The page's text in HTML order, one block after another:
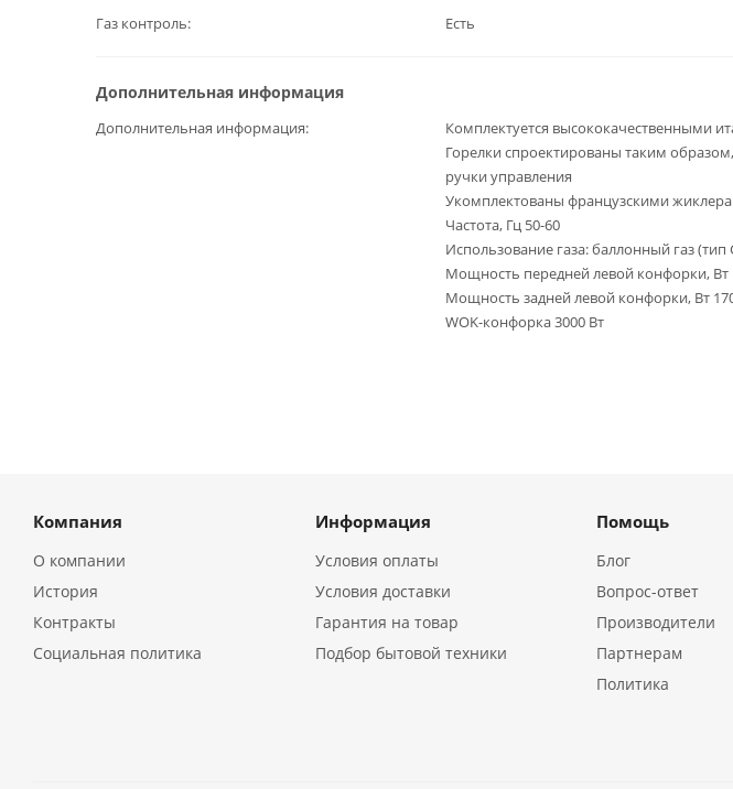
Газ контроль Есть
Дополнительная информация
Дополнительная информация
Комплектуется высококачественными
Горелки спроектированы таким
ручки управления
Укомплектованы французскими
Частота, Гц 50-60
Использование газа: баллонный газ
Мощность передней левой конфорки, Вт
Мощность задней левой конфорки, Вт
WOK-конфорка 3000 Вт
Компания
О компании
История
Контракты
Социальная политика
Информация
Условия оплаты
Условия доставки
Гарантия на товар
Подбор бытовой техники
Помощь
Блог
Вопрос-ответ
Производители
Партнерам
Политика